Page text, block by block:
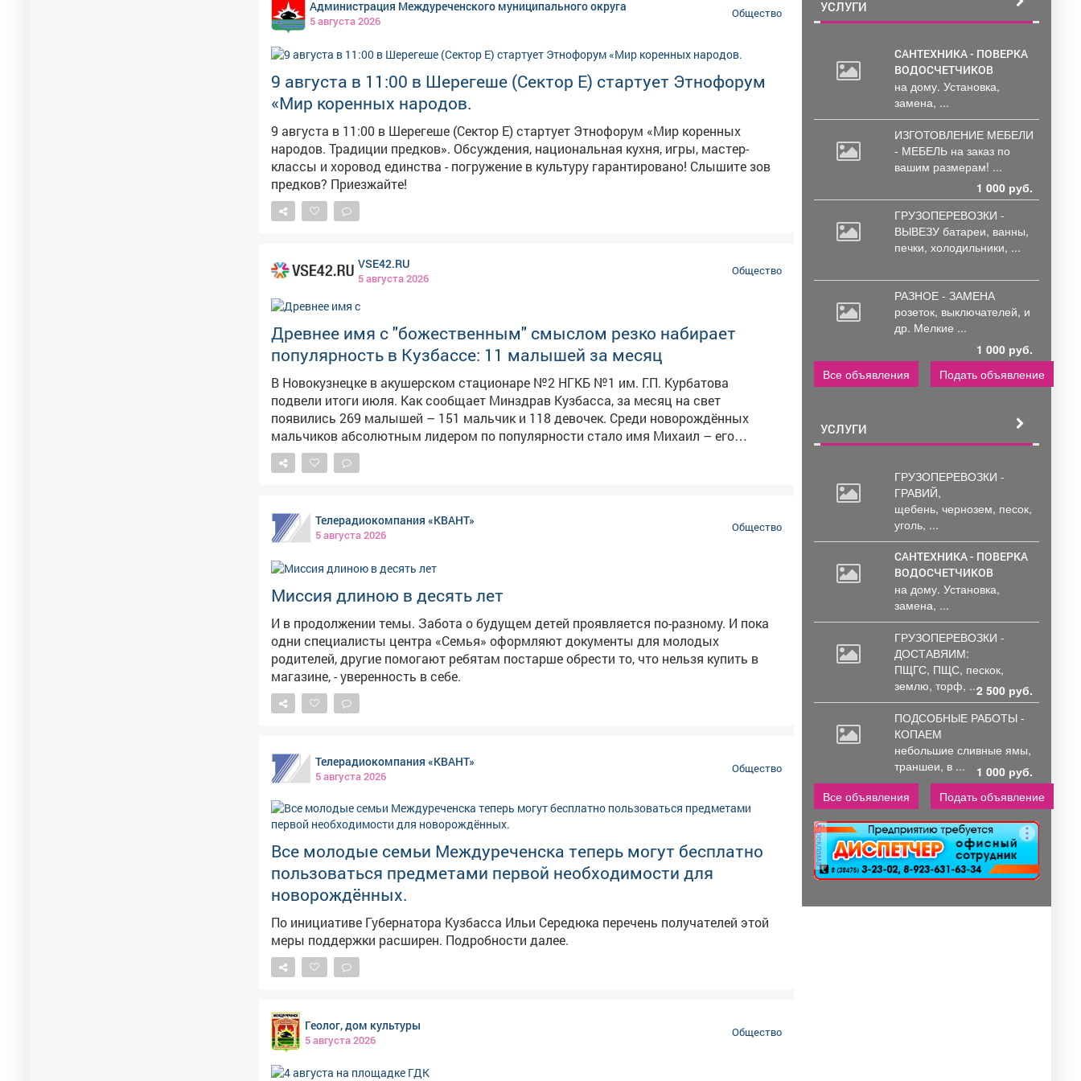
готовятся к новым требованиям для младших классов.
Администрация Междуреченского муниципального округа
5 августа 2026
Общество
9 августа в 11:00 в Шерегеше (Сектор Е) стартует Этнофорум
«Мир коренных народов.
9 августа в 11:00 в Шерегеше (Сектор Е) стартует Этнофорум «Мир коренных
народов. Традиции предков». Обсуждения, национальная кухня, игры, мастер-
классы и хоровод единства - погружение в культуру гарантировано! Слышите зов
предков? Приезжайте!
VSE42.RU
5 августа 2026
Общество
Древнее имя с "божественным" смыслом резко набирает
популярность в Кузбассе: 11 малышей за месяц
В Новокузнецке в акушерском стационаре №2 НГКБ №1 им. Г.П. Курбатова
подвели итоги июля. Как сообщает Минздрав Кузбасса, за месяц на свет
появились 269 малышей – 151 мальчик и 118 девочек. Среди новорождённых
мальчиков абсолютным лидером по популярности стало имя Михаил – его
выбрали родители 11 раз. В ведомстве отметили, что слухи о том, что имя Миша
выходит из моды, сильно преувеличены. Наоборот, оно стремительно набирает
приняли 269 новорождённых, что стало одним из самых высоких показателей в
этом году.
Телерадиокомпания «КВАНТ»
5 августа 2026
Общество
Миссия длиною в десять лет
И в продолжении темы. Забота о будущем детей проявляется по-разному. И пока
одни специалисты центра «Семья» оформляют документы для молодых
родителей, другие помогают ребятам постарше обрести то, что нельзя купить в
магазине, - уверенность в себе.
Телерадиокомпания «КВАНТ»
5 августа 2026
Общество
Все молодые семьи Междуреченска теперь могут бесплатно
пользоваться предметами первой необходимости для
новорождённых.
По инициативе Губернатора Кузбасса Ильи Середюка перечень получателей этой
меры поддержки расширен. Подробности далее.
Геолог, дом культуры
5 августа 2026
Общество
УСЛУГИ
САНТЕХНИКА - ПОВЕРКА
ВОДОСЧЕТЧИКОВ
на дому. Установка,
замена, ...
ИЗГОТОВЛЕНИЕ МЕБЕЛИ
- МЕБЕЛЬ на заказ по
вашим размерам! ...
1 000 руб.
ГРУЗОПЕРЕВОЗКИ -
ВЫВЕЗУ батареи, ванны,
печки, холодильники, ...
РАЗНОЕ - ЗАМЕНА
розеток, выключателей, и
др. Мелкие ...
1 000 руб.
Все объявления
Подать объявление
УСЛУГИ
ГРУЗОПЕРЕВОЗКИ -
ГРАВИЙ,
щебень, чернозем, песок,
уголь, ...
САНТЕХНИКА - ПОВЕРКА
ВОДОСЧЕТЧИКОВ
на дому. Установка,
замена, ...
ГРУЗОПЕРЕВОЗКИ -
ДОСТАВЯИМ:
ПЩГС, ПЩС, пескок,
землю, торф, ...2 500 руб.
ПОДСОБНЫЕ РАБОТЫ -
КОПАЕМ
небольшие сливные ямы,
траншеи, в ...
1 000 руб.
Все объявления
Подать объявление
реклама